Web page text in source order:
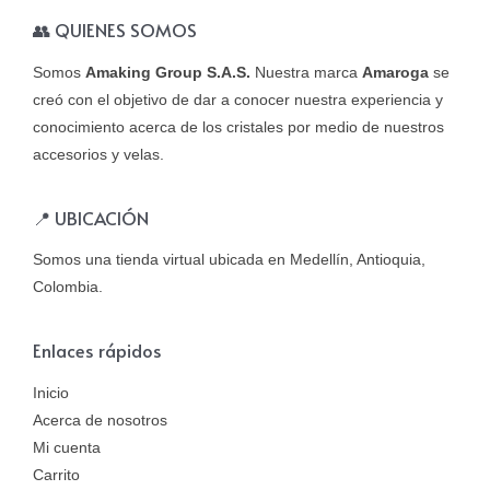
👥 QUIENES SOMOS
Somos Amaking Group S.A.S. Nuestra marca Amaroga se
creó con el objetivo de dar a conocer nuestra experiencia y
conocimiento acerca de los cristales por medio de nuestros
accesorios y velas.
📍 UBICACIÓN
Somos una tienda virtual ubicada en Medellín, Antioquia,
Colombia.
Enlaces rápidos
Inicio
Acerca de nosotros
Mi cuenta
Carrito